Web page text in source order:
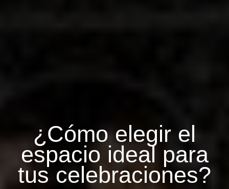
¿Cómo elegir el
espacio ideal para
tus celebraciones?